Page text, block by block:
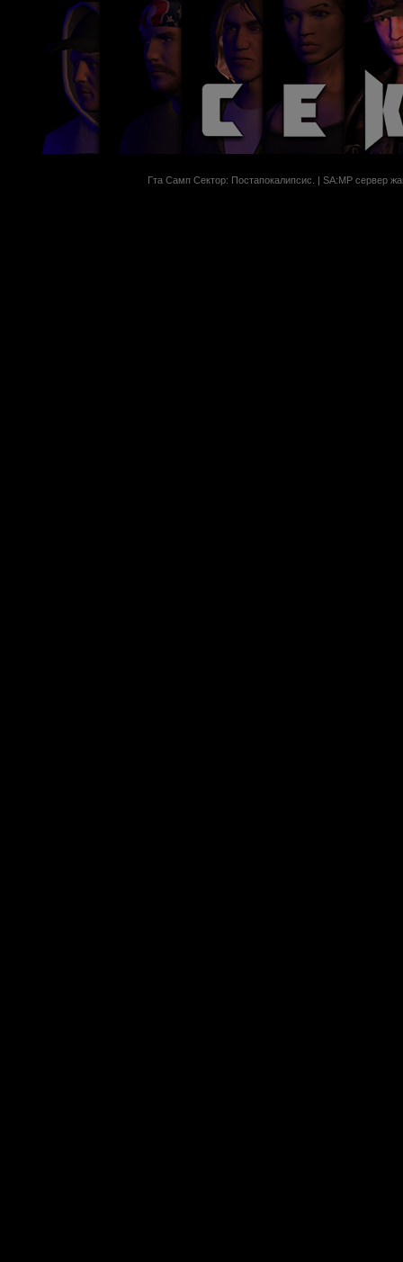
Гта Самп Сектор: Постапокалипсиc. | SA:MP сервер